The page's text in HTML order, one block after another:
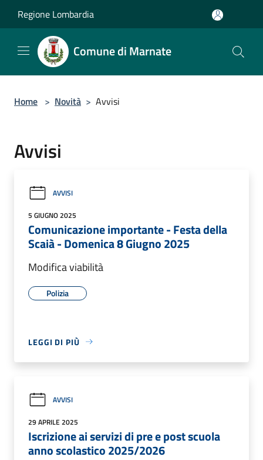
Regione Lombardia
Comune di Marnate
Home > Novità > Avvisi
Avvisi
AVVISI
5 GIUGNO 2025
Comunicazione importante - Festa della
Scaià - Domenica 8 Giugno 2025
Modifica viabilità
Polizia
LEGGI DI PIÙ
AVVISI
29 APRILE 2025
Iscrizione ai servizi di pre e post scuola
anno scolastico 2025/2026